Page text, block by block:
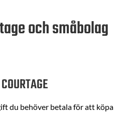
och småbolag
COURTAGE
du behöver betala för att köpa